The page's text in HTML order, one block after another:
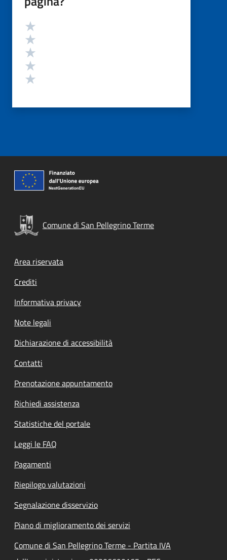
Valutazione
Comune di San Pellegrino Terme
Footer menu
Area riservata
Crediti
Informativa privacy
Note legali
Dichiarazione di accessibilità
Contatti
Prenotazione appuntamento
Richiedi assistenza
Statistiche del portale
Leggi le FAQ
Pagamenti
Riepilogo valutazioni
Segnalazione disservizio
Piano di miglioramento dei servizi
Comune di San Pellegrino Terme - Partita IVA